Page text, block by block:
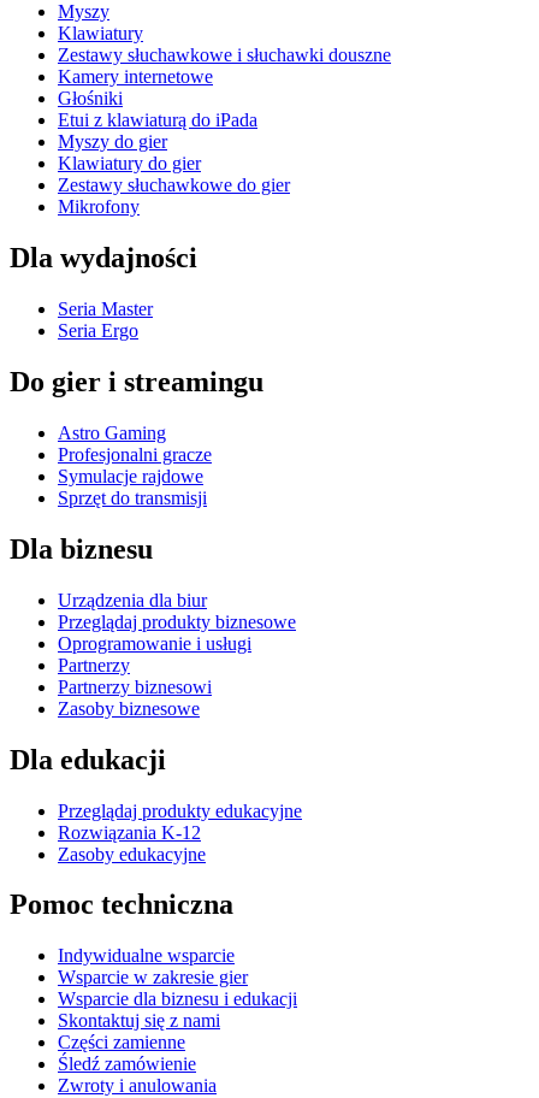
Myszy
Klawiatury
Zestawy słuchawkowe i słuchawki douszne
Kamery internetowe
Głośniki
Etui z klawiaturą do iPada
Myszy do gier
Klawiatury do gier
Zestawy słuchawkowe do gier
Mikrofony
Dla wydajności
Seria Master
Seria Ergo
Do gier i streamingu
Astro Gaming
Profesjonalni gracze
Symulacje rajdowe
Sprzęt do transmisji
Dla biznesu
Urządzenia dla biur
Przeglądaj produkty biznesowe
Oprogramowanie i usługi
Partnerzy
Partnerzy biznesowi
Zasoby biznesowe
Dla edukacji
Przeglądaj produkty edukacyjne
Rozwiązania K-12
Zasoby edukacyjne
Pomoc techniczna
Indywidualne wsparcie
Wsparcie w zakresie gier
Wsparcie dla biznesu i edukacji
Skontaktuj się z nami
Części zamienne
Śledź zamówienie
Zwroty i anulowania